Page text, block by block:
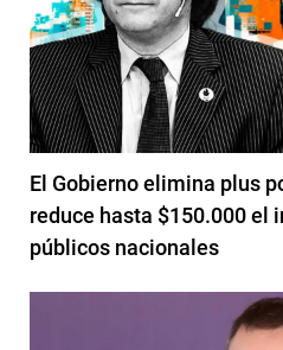
El Gobierno elimina plus
reduce hasta $150.000 el
públicos nacionales